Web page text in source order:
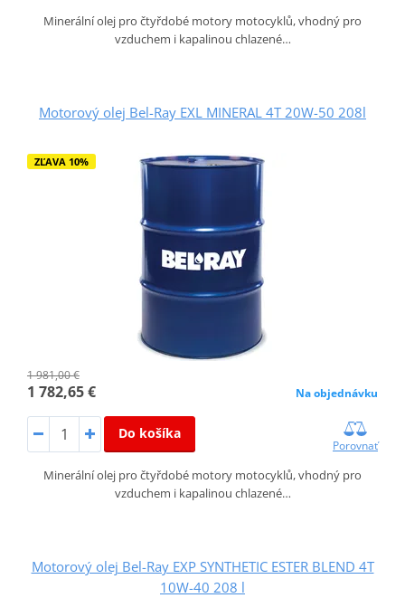
Minerální olej pro čtyřdobé motory motocyklů, vhodný pro
vzduchem i kapalinou chlazené…
Motorový olej Bel-Ray EXL MINERAL 4T 20W-50 208l
ZĽAVA 10%
1 981,00 €
1 782,65 € Na objednávku
Do košíka
Porovnať
Minerální olej pro čtyřdobé motory motocyklů, vhodný pro
vzduchem i kapalinou chlazené…
Motorový olej Bel-Ray EXP SYNTHETIC ESTER BLEND 4T
10W-40 208 l